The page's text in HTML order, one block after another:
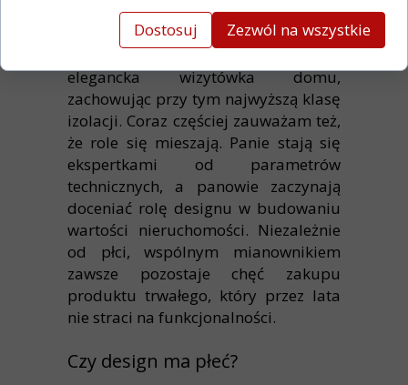
Współczesna technologia pozwala na
to, by drzwi metalowe nie wyglądały
jak wejście do magazynu, lecz jak
elegancka wizytówka domu,
zachowując przy tym najwyższą klasę
izolacji. Coraz częściej zauważam też,
że role się mieszają. Panie stają się
ekspertkami od parametrów
technicznych, a panowie zaczynają
doceniać rolę designu w budowaniu
wartości nieruchomości. Niezależnie
od płci, wspólnym mianownikiem
zawsze pozostaje chęć zakupu
produktu trwałego, który przez lata
nie straci na funkcjonalności.
Czy design ma płeć?
Dostosuj Zezwól na wszystkie